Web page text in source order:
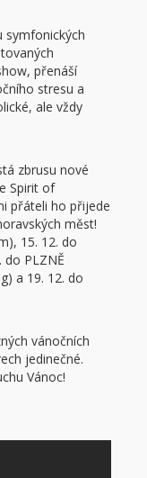
symfonických
přenáší
stresu a
ale vždy
zbrusu nové
Spirit of
přáteli ho přijede
měst!
15. 12. do
do PLZNĚ
a 19. 12. do
vánočních
jedinečné.
Vánoc!